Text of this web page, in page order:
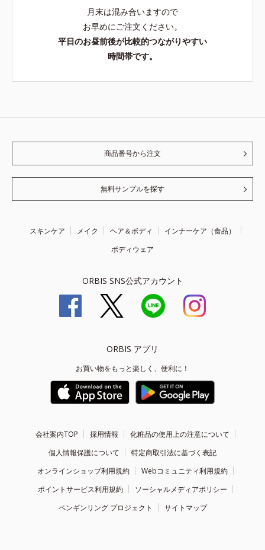
月末は混み合いますので
お早めにご注文ください。
平日のお昼前後が比較的つながりやすい
時間帯です。
商品番号から注文
無料サンプルを探す
スキンケア メイク ヘア＆ボディ
インナーケア（食品）
ボディウェア
ORBIS SNS公式アカウント
ORBIS アプリ
お買い物をもっと楽しく、便利に！
会社案内TOP 採用情報
化粧品の使用上の注意について
個人情報保護について
特定商取引法に基づく表記
オンラインショップ利用規約
Webコミュニティ利用規約
ポイントサービス利用規約
ソーシャルメディアポリシー
ペンギンリング プロジェクト
サイトマップ